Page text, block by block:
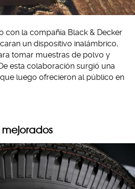
con la compañía Black & Decker
un dispositivo inalámbrico,
tomar muestras de polvo y
esta colaboración surgió una
luego ofrecieron al público en